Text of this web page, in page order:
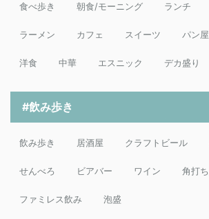
食べ歩き 朝食/モーニング ランチ
ラーメン カフェ スイーツ パン屋
洋食 中華 エスニック デカ盛り
#飲み歩き
飲み歩き 居酒屋 クラフトビール
せんべろ ビアバー ワイン 角打
ファミレス飲み 泡盛